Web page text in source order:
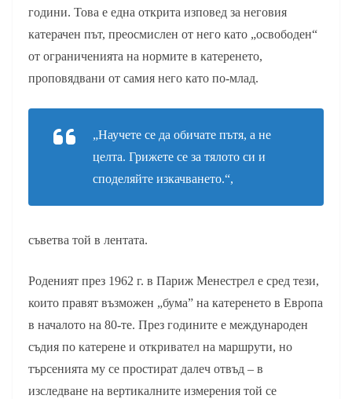
години. Това е една открита изповед за неговия
катерачен път, преосмислен от него като „освободен“
от ограниченията на нормите в катеренето,
проповядвани от самия него като по-млад.
„Научете се да обичате пътя, а не
целта. Грижете се за тялото си и
споделяйте изкачването.“,
съветва той в лентата.
Роденият през 1962 г. в Париж Менестрел е сред тези,
които правят възможен „бума” на катеренето в Европа
в началото на 80-те. През годините е международен
съдия по катерене и откривател на маршрути, но
търсенията му се простират далеч отвъд – в
изследване на вертикалните измерения той се